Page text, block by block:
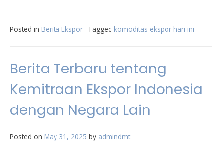
Posted in Berita Ekspor Tagged komoditas ekspor hari ini
Berita Terbaru tentang
Kemitraan Ekspor Indonesia
dengan Negara Lain
Posted on May 31, 2025 by admindmt